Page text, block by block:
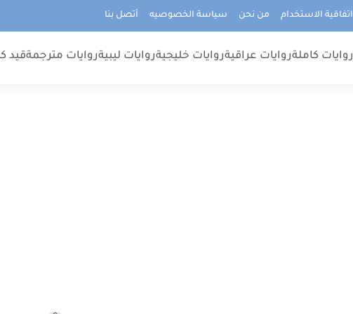
اتفاقية الاستخدام من نحن سياسة الخصوصيه أتصل بنا
روايات كاملةروايات عراقيةروايات خليجيةروايات ليبيةروايات مترجمةقيد